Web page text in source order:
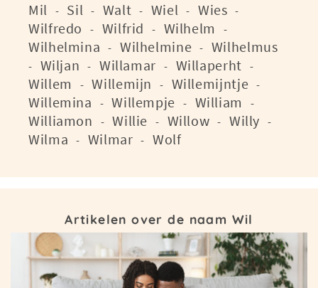
Mil - Sil - Walt - Wiel - Wies -
Wilfredo - Wilfrid - Wilhelm -
Wilhelmina - Wilhelmine - Wilhelmus
- Wiljan - Willamar - Willaperht -
Willem -Willemijn - Willemijntje -
Willemina -Willempje - William -
Williamon -Willie - Willow - Willy -
Wilma - Wilmar -Wolf
Artikelen over de naam Wil